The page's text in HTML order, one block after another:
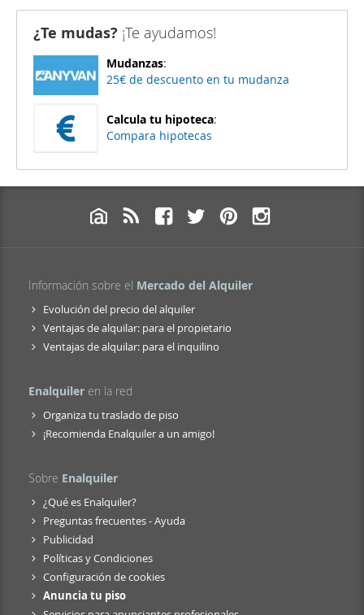
¿Te mudas? ¡Te ayudamos!
Mudanzas:
25€ de descuento en tu mudanza
Calcula tu hipoteca:
Compara hipotecas
Información sobre el Mercado del Alquiler
Evolución del precio del alquiler
Ventajas de alquilar: para el propietario
Ventajas de alquilar: para el inquilino
Enalquiler en la red
Organiza tu traslado de piso
¡Recomienda Enalquiler a un amigo!
Sobre Enalquiler
¿Qué es Enalquiler?
Preguntas frecuentes - Ayuda
Publicidad
Políticas y Condiciones
Configuración de cookies
Anuncia tu piso